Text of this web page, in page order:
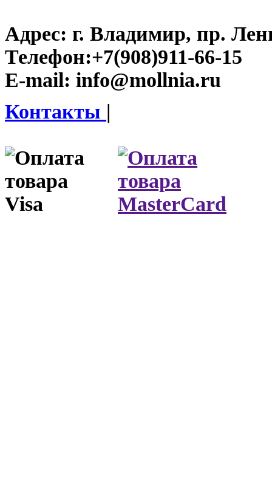
Адрес: г. Владимир, пр.
Телефон:+7(908)911-66-15
E-mail: info@mollnia.ru
Контакты |